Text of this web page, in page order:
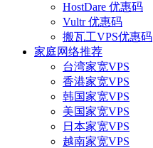
HostDare 优惠码
Vultr 优惠码
搬瓦工VPS优惠码
家庭网络推荐
台湾家宽VPS
香港家宽VPS
韩国家宽VPS
美国家宽VPS
日本家宽VPS
越南家宽VPS